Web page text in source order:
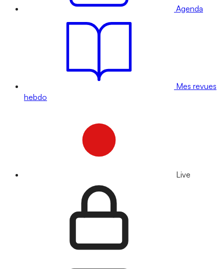
Agenda
Mes revues
hebdo
Live